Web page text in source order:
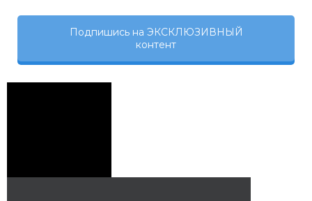
Подпишись на ЭКСКЛЮЗИВНЫЙ
контент